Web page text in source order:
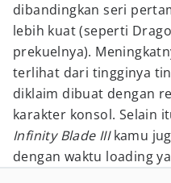
dibandingkan seri
lebih kuat (seperti
prekuelnya).
terlihat dari tingginya
diklaim dibuat dengan
karakter konsol. Selain
Infinity Blade IIIkamu
dengan waktu loading